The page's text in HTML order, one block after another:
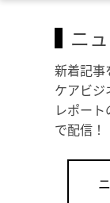
ニ
新着記事
ケアビ
レポー
で配信！